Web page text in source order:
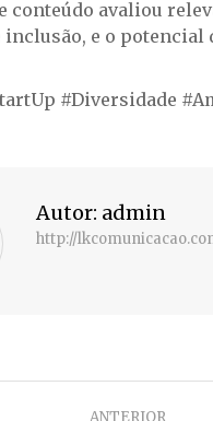
conteúdo avaliou
inclusão, e o potencial
#Diversidade
Autor: admin
http://
ANTERIOR